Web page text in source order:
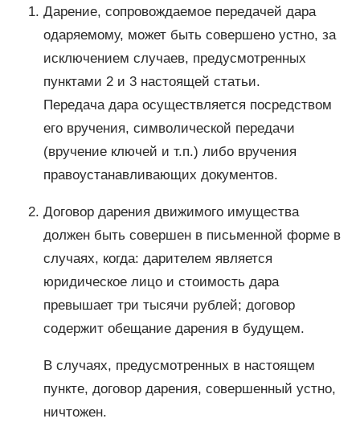
Дарение, сопровождаемое передачей дара
одаряемому, может быть совершено устно, за
исключением случаев, предусмотренных
пунктами 2 и 3 настоящей статьи.
Передача дара осуществляется посредством
его вручения, символической передачи
(вручение ключей и т.п.) либо вручения
правоустанавливающих документов.
Договор дарения движимого имущества
должен быть совершен в письменной форме в
случаях, когда: дарителем является
юридическое лицо и стоимость дара
превышает три тысячи рублей; договор
содержит обещание дарения в будущем.
В случаях, предусмотренных в настоящем
пункте, договор дарения, совершенный устно,
ничтожен.